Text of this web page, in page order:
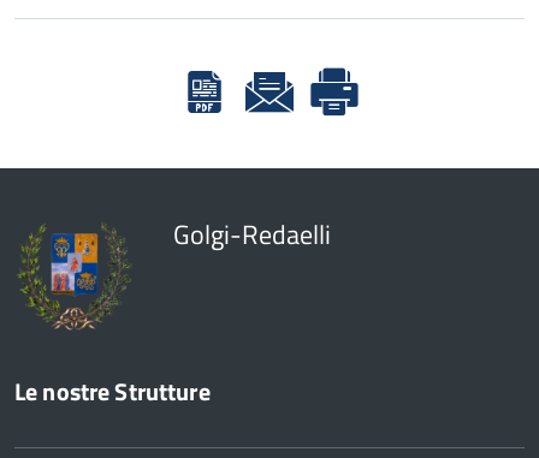
Golgi-Redaelli
Le nostre Strutture